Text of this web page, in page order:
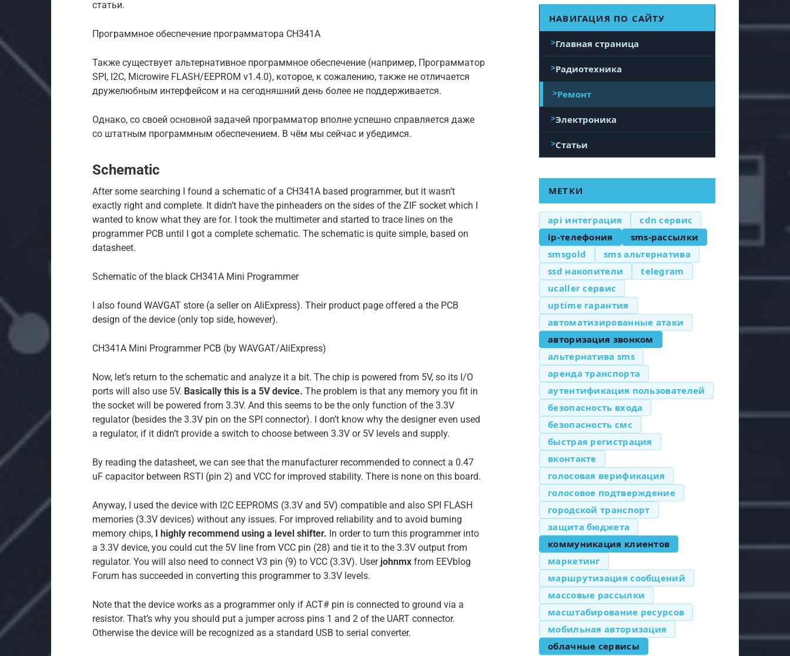
статьи.
Программное обеспечение программатора CH341A
Также существует альтернативное программное обеспечение (например, Программатор
SPI, I2C, Microwire FLASH/EEPROM v1.4.0), которое, к сожалению, также не отличается
дружелюбным интерфейсом и на сегодняшний день более не поддерживается.
Однако, со своей основной задачей программатор вполне успешно справляется даже
со штатным программным обеспечением. В чём мы сейчас и убедимся.
Schematic
After some searching I found a schematic of a CH341A based programmer, but it wasn’t
exactly right and complete. It didn’t have the pinheaders on the sides of the ZIF socket which I
wanted to know what they are for. I took the multimeter and started to trace lines on the
programmer PCB until I got a complete schematic. The schematic is quite simple, based on
datasheet.
Schematic of the black CH341A Mini Programmer
I also found WAVGAT store (a seller on AliExpress). Their product page offered a the PCB
design of the device (only top side, however).
CH341A Mini Programmer PCB (by WAVGAT/AliExpress)
Now, let’s return to the schematic and analyze it a bit. The chip is powered from 5V, so its I/O
ports will also use 5V. Basically this is a 5V device. The problem is that any memory you fit in
the socket will be powered from 3.3V. And this seems to be the only function of the 3.3V
regulator (besides the 3.3V pin on the SPI connector). I don’t know why the designer even used
a regulator, if it didn’t provide a switch to choose between 3.3V or 5V levels and supply.
By reading the datasheet, we can see that the manufacturer recommended to connect a 0.47
uF capacitor between RSTI (pin 2) and VCC for improved stability. There is none on this board.
Anyway, I used the device with I2C EEPROMS (3.3V and 5V) compatible and also SPI FLASH
memories (3.3V devices) without any issues. For improved reliability and to avoid burning
memory chips, I highly recommend using a level shifter. In order to turn this programmer into
a 3.3V device, you could cut the 5V line from VCC pin (28) and tie it to the 3.3V output from
regulator. You will also need to connect V3 pin (9) to VCC (3.3V). User johnmx from EEVblog
Forum has succeeded in converting this programmer to 3.3V levels.
Note that the device works as a programmer only if ACT# pin is connected to ground via a
resistor. That’s why you should put a jumper across pins 1 and 2 of the UART connector.
Otherwise the device will be recognized as a standard USB to serial converter.
НАВИГАЦИЯ ПО САЙТУ
Главная страница
Радиотехника
Ремонт
Электроника
Статьи
МЕТКИ
api интеграция
cdn сервис
ip-телефония
sms-рассылки
smsgold
sms альтернатива
ssd накопители
telegram
ucaller сервис
uptime гарантия
автоматизированные атаки
авторизация звонком
альтернатива sms
аренда транспорта
аутентификация пользователей
безопасность входа
безопасность смс
быстрая регистрация
вконтакте
голосовая верификация
голосовое подтверждение
городской транспорт
защита бюджета
коммуникация клиентов
маркетинг
маршрутизация сообщений
массовые рассылки
масштабирование ресурсов
мобильная авторизация
облачные сервисы